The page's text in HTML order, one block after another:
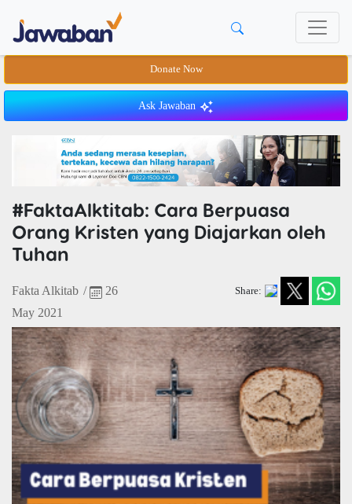
Donate Now
Ask Jawaban
#FaktaAlktitab: Cara Berpuasa
Orang Kristen yang Diajarkan oleh
Tuhan
Fakta Alkitab /
26
May 2021
Share: